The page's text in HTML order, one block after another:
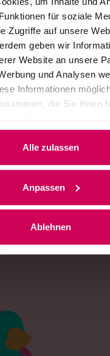
für soziale
Zugriffe auf unsere
geben wir
Website an unsere
und Analysen
Informationen
die Sie ihnen
Alle zulassen
Anpassen
Ablehnen
GEHALT
MEHR ERFAHREN